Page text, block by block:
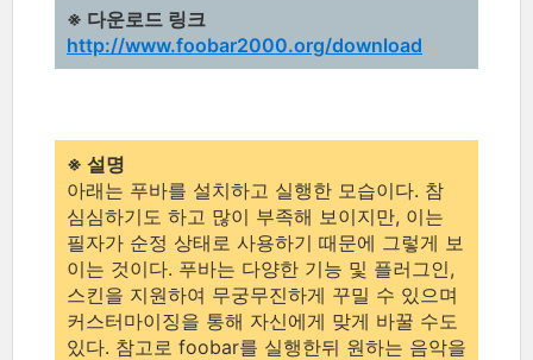
※ 다운로드 링크
http://www.foobar2000.org/download
※ 설명
아래는 푸바를 설치하고 실행한 모습이다. 참
심심하기도 하고 많이 부족해 보이지만, 이는
필자가 순정 상태로 사용하기 때문에 그렇게 보
이는 것이다. 푸바는 다양한 기능 및 플러그인,
스킨을 지원하여 무궁무진하게 꾸밀 수 있으며
커스터마이징을 통해 자신에게 맞게 바꿀 수도
있다. 참고로 foobar를 실행한뒤 원하는 음악을